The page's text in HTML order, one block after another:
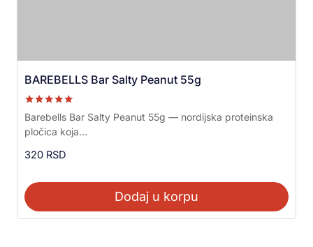
BAREBELLS Bar Salty Peanut 55g
Ocenjeno sa
5.00
od 5
Barebells Bar Salty Peanut 55g — nordijska proteinska
pločica koja...
320 RSD
Dodaj u korpu